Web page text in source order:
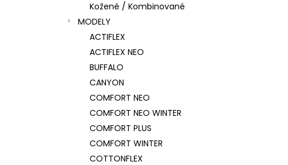
Kožené / Kombinované
MODELY
ACTIFLEX
ACTIFLEX NEO
BUFFALO
CANYON
COMFORT NEO
COMFORT NEO WINTER
COMFORT PLUS
COMFORT WINTER
COTTONFLEX